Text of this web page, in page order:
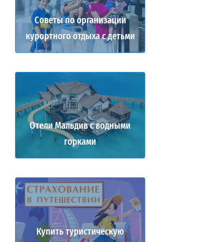
Советы по организации
курортного отдыха с детьми
Отели Мальдив с водными
горками
Купить туристическую